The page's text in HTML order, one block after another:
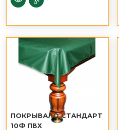
ПОКРЫВАЛО СТАНДАРТ
10Ф ПВХ